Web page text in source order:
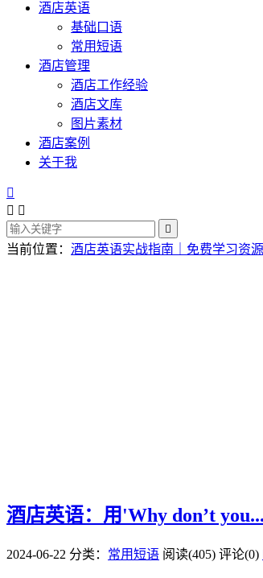
酒店英语
基础口语
常用短语
酒店管理
酒店工作经验
酒店文库
图片素材
酒店案例
关于我

 

当前位置： 酒店英语实战指南｜免费学习资
酒店英语：用'Why don’t
2024-06-22 分类： 常用短语 阅读(405) 评论(0)